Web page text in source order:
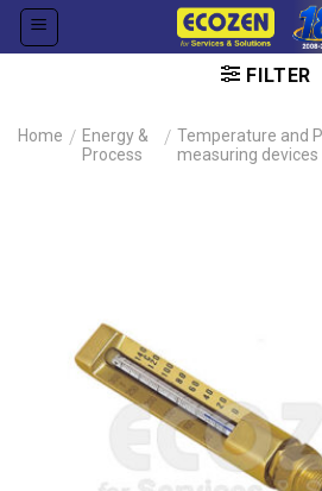
Skip
FILTER
Home / Energy &
Process
/ Temperature and
measuring devices